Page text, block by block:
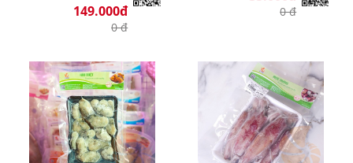
149.000đ
0 đ
0 đ